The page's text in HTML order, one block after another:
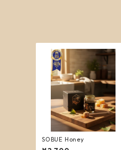
SOBUE Honey